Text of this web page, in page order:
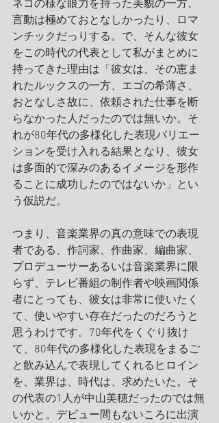
ネコの様な眼力を持った美貌の一方、
言動は極めておとなしかったり、ロマ
ンチックだっりする。で、そんな彼女
をこの時代の代表として私がまとめに
持ってきた理由は「彼女は、その恵ま
れたルックスの一方、エゴの希薄さ、
おとなしさ故に、依頼された仕事を断
らなかった人だったのでは無いか。そ
れが80年代の多様化した表現バリエー
ションを受け入れる結果となり、彼女
は多面的で深みのあるイメージを形作
ることに成功したのではないか」とい
う仮説だ。
つまり、音楽業界の真の意味での表現
者である、作詞家、作曲家、編曲家、
プロデューサーあるいは音楽業界に限
らず、テレビ番組の制作者や映画関係
者にとっても、彼女は非常に使いたく
て、使いやすい存在だったのだろうと
思うわけです。70年代をくぐり抜け
て、80年代の多様化した表現をまるご
と飲み込んで表現してくれるヒロイン
を、業界は、時代は、求めたいた。そ
の代表の1人が中山美穂だったのでは無
いかと。デビュー間もないころに出演